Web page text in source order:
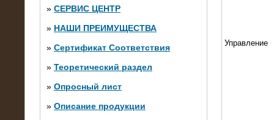
» СЕРВИС ЦЕНТР
» НАШИ ПРЕИМУЩЕСТВА
» Сертификат Соответствия
» Теоретический раздел
» Опросный лист
» Описание продукции
10.10.2014
Нагрузочный комплекс 20 МВт в 2
яруса (напряжение 6-10 кВ)
Управление